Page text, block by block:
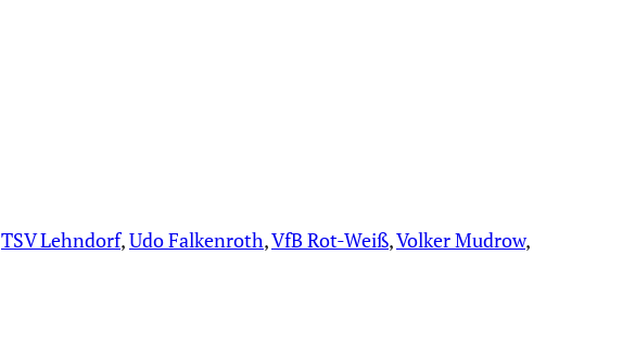
TSV Lehndorf, Udo Falkenroth, VfB Rot-Weiß, Volker Mudrow